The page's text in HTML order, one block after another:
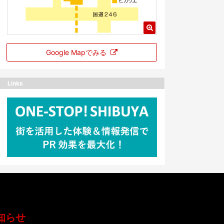
Google Mapでみる
Links
らせ